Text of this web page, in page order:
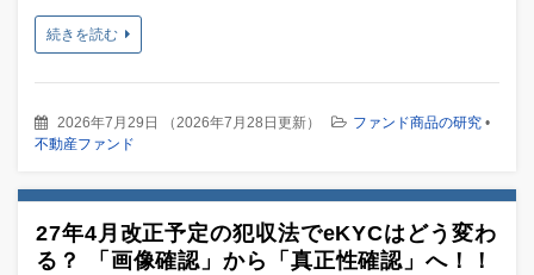
続きを読む
2026年7月29日 （ 2026年7月28日更新） ファンド商品の研究 •
不動産ファンド
27年4月改正予定の犯収法でeKYCはどう変わ
る？ 「画像確認」から「真正性確認」へ！！